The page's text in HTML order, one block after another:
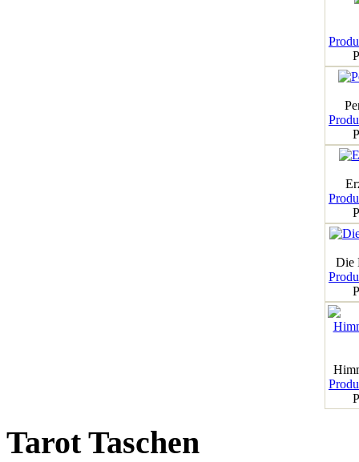
Die
Tarot Taschen